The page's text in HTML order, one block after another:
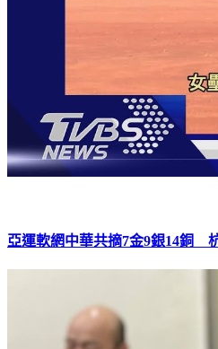
亞運軟網中華共摘7金9銀14銅